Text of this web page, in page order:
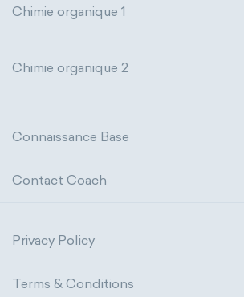
Chimie organique 1
Chimie organique 2
Connaissance Base
Contact Coach
Privacy Policy
Terms & Conditions